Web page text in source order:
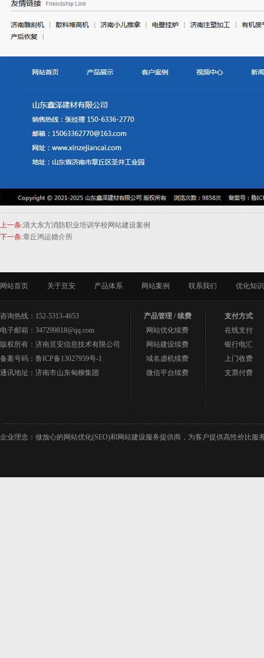
上一条:清大东方消防职业培训学校网站建设案例
下一条:章丘鸿运婚介所
网站首页 关于亘安 产品体系 网站案例 联系我们 优化知识
咨询热线：152-5313-4653
电子邮箱：347299818@qq.com
版权所有：济南亘安信息技术有限公司
备案号码： 鲁ICP备13027959号-1
通讯地址：济南市山东甸柳集团
产品管理 / 续费
网站优化续费
网站建设续费
域名虚机续费
微信平台续费
支付方式
在线支付
银行电汇
上门收费
支票付费
企业理念：做放心的网站优化(SEO)和网站建设服务提供商，为客户提供高性价比服